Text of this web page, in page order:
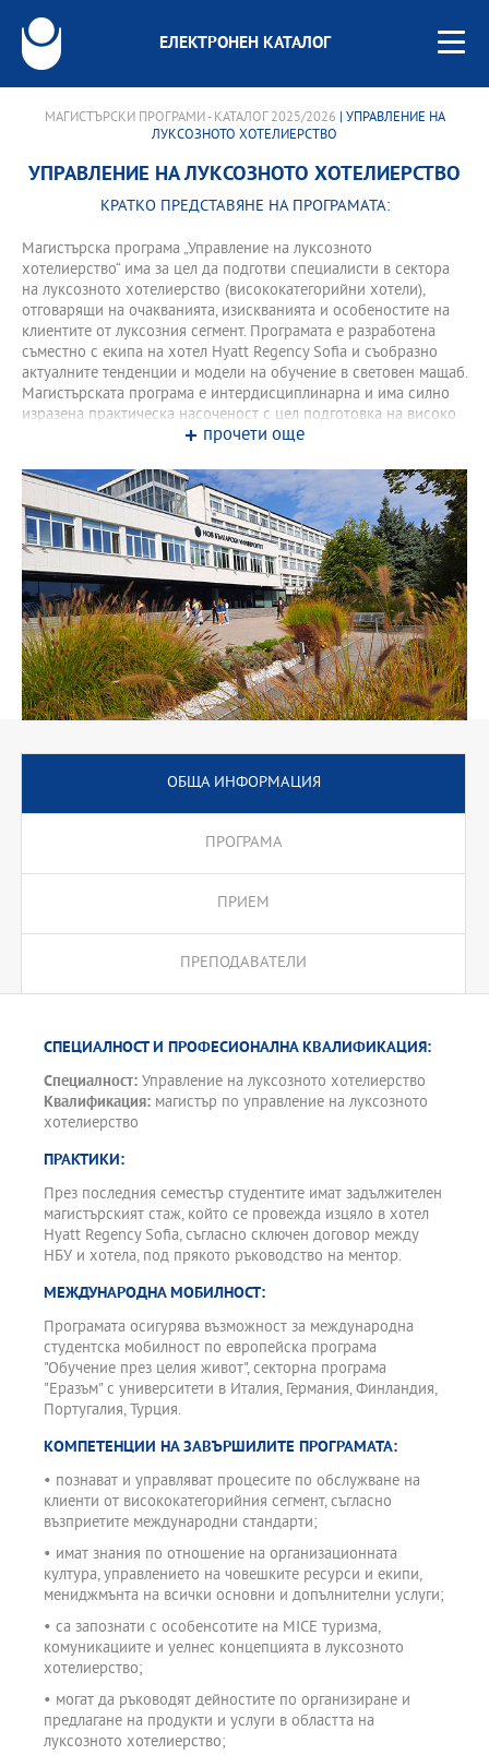
ЕЛЕКТРОНЕН КАТАЛОГ
МАГИСТЪРСКИ ПРОГРАМИ - КАТАЛОГ 2025/2026 | УПРАВЛЕНИЕ НА
ЛУКСОЗНОТО ХОТЕЛИЕРСТВО
УПРАВЛЕНИЕ НА ЛУКСОЗНОТО ХОТЕЛИЕРСТВО
КРАТКО ПРЕДСТАВЯНЕ НА ПРОГРАМАТА:
Магистърска програма „Управление на луксозното
хотелиерство“ има за цел да подготви специалисти в сектора
на луксозното хотелиерство (висококатегорийни хотели),
отговарящи на очакванията, изискванията и особеностите на
клиентите от луксозния сегмент. Програмата е разработена
съместно с екипа на хотел Hyatt Regency Sofia и съобразно
актуалните тенденции и модели на обучение в световен мащаб.
Магистърската програма е интердисциплинарна и има силно
изразена практическа насоченост с цел подготовка на високо
квалифицирани кадри с придобит, още по време на
курсове се провежда едно семинарно занятие с експерт от
бизнеса в съответната област.
прочети още
ОБЩА ИНФОРМАЦИЯ
ПРОГРАМА
ПРИЕМ
ПРЕПОДАВАТЕЛИ
СПЕЦИАЛНОСТ И ПРОФЕСИОНАЛНА КВАЛИФИКАЦИЯ:
Специалност: Управление на луксозното хотелиерство
Квалификация: магистър по управление на луксозното
хотелиерство
ПРАКТИКИ:
През последния семестър студентите имат задължителен
магистърският стаж, който се провежда изцяло в хотел
Hyatt Regency Sofia, съгласно сключен договор между
НБУ и хотела, под прякото ръководство на ментор.
МЕЖДУНАРОДНА МОБИЛНОСТ:
Програмата осигурява възможност за международна
студентска мобилност по европейска програма
"Обучение през целия живот", секторна програма
"Еразъм" с университети в Италия, Германия, Финландия,
Португалия, Турция.
КОМПЕТЕНЦИИ НА ЗАВЪРШИЛИТЕ ПРОГРАМАТА:
• познават и управляват процесите по обслужване на
клиенти от висококатегорийния сегмент, съгласно
възприетите международни стандарти;
• имат знания по отношение на организационната
култура, управлението на човешките ресурси и екипи,
мениджмънта на всички основни и допълнителни услуги;
• са запознати с особенсотите на MICE туризма,
комуникациите и уелнес концепцията в луксозното
хотелиерство;
• могат да ръководят дейностите по организиране и
предлагане на продукти и услуги в областта на
луксозното хотелиерство;